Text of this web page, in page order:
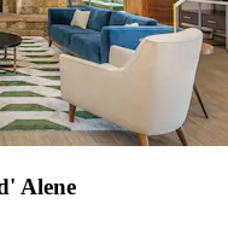
Alene